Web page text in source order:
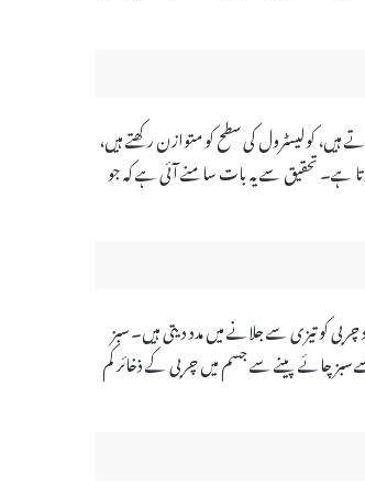
کولیسٹرول کی سطح کو متوازن رکھتے ہیں،
ہے۔ تحقیق سے یہ بات سامنے آئی ہے کہ جو
کو تیزی سے جلانے میں مدد دیتی ہیں۔ سبز
سبز چائے پینے سے جسم میں چربی کے ذخائر کم